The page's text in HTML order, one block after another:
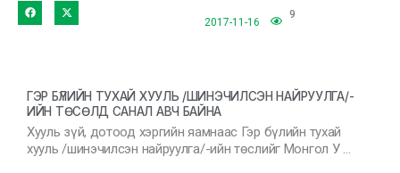
2017-11-16
9
ГЭР БҮЛИЙН ТУХАЙ ХУУЛЬ /ШИНЭЧИЛСЭН НАЙРУУЛГА/-
ИЙН ТӨСӨЛД САНАЛ АВЧ БАЙНА
Хууль зүй, дотоод хэргийн яамнаас Гэр бүлийн тухай
хууль /шинэчилсэн найруулга/-ийн төслийг Монгол У …